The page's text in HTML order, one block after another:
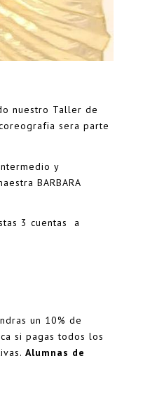
nuestro Taller de
sera parte
y
BARBARA
3 cuentas a
un 10% de
si pagas todos los
Alumnas de